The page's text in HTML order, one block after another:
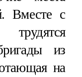
Вместе с
из
на